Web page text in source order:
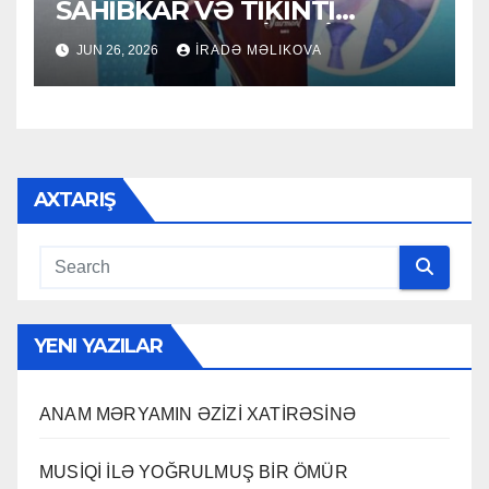
SAHİBKAR VƏ TİKİNTİ
SEKTORUNUN LİDERİ
JUN 26, 2026 İRADƏ MƏLIKOVA
AXTARIŞ
YENI YAZILAR
ANAM MƏRYAMIN ƏZİZİ XATİRƏSİNƏ
MUSİQİ İLƏ YOĞRULMUŞ BİR ÖMÜR